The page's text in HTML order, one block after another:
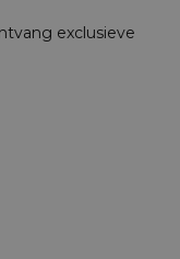
exclusieve